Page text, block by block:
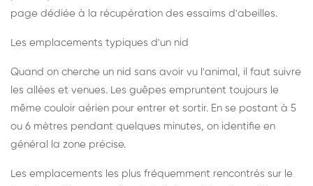
page dédiée à la récupération des essaims d'abeilles.
Les emplacements typiques d'un nid
Quand on cherche un nid sans avoir vu l'animal, il faut suivre
les allées et venues. Les guêpes empruntent toujours le
même couloir aérien pour entrer et sortir. En se postant à 5
ou 6 mètres pendant quelques minutes, on identifie en
général la zone précise.
Les emplacements les plus fréquemment rencontrés sur le